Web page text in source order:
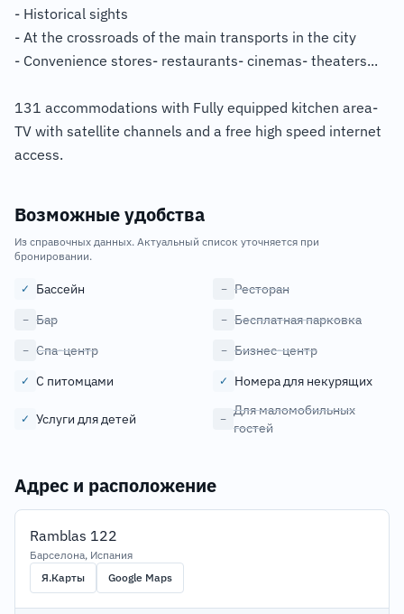
- Historical sights
- At the crossroads of the main transports in the city
- Convenience stores- restaurants- cinemas- theaters...
131 accommodations with Fully equipped kitchen area-
TV with satellite channels and a free high speed internet
access.
Возможные удобства
Из справочных данных. Актуальный список уточняется при
бронировании.
✓ Бассейн − Ресторан
− Бар − Бесплатная парковка
− Спа-центр − Бизнес-центр
✓ С питомцами ✓ Номера для некурящих
✓ Услуги для детей −
Для маломобильных
гостей
Адрес и расположение
Ramblas 122
Барселона, Испания
Я.Карты
Google Maps